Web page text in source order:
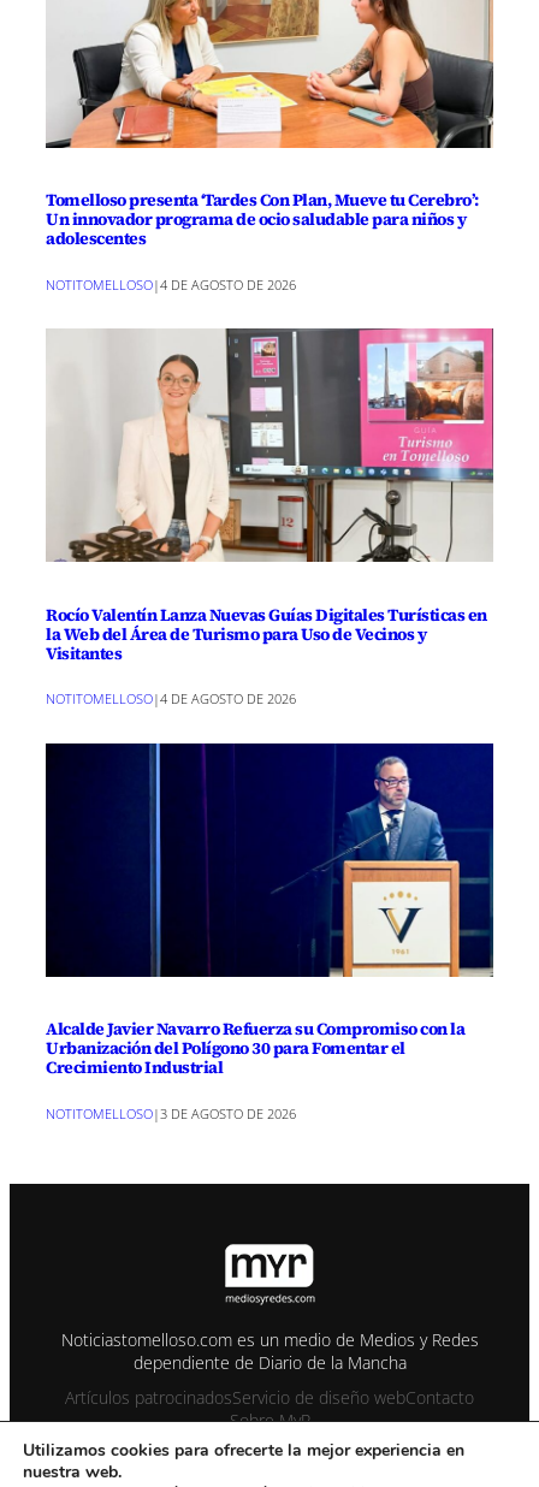
Tomelloso presenta ‘Tardes Con Plan, Mueve tu Cerebro’:
Un innovador programa de ocio saludable para niños y
adolescentes
NOTITOMELLOSO|4 DE AGOSTO DE 2026
Rocío Valentín Lanza Nuevas Guías Digitales Turísticas en
la Web del Área de Turismo para Uso de Vecinos y
Visitantes
NOTITOMELLOSO|4 DE AGOSTO DE 2026
Alcalde Javier Navarro Refuerza su Compromiso con la
Urbanización del Polígono 30 para Fomentar el
Crecimiento Industrial
NOTITOMELLOSO|3 DE AGOSTO DE 2026
Noticiastomelloso.com es un medio de Medios y Redes
dependiente de Diario de la Mancha
Artículos patrocinadosServicio de diseño webContacto
Sobre MyR
Utilizamos cookies para ofrecerte la mejor experiencia en
nuestra web.